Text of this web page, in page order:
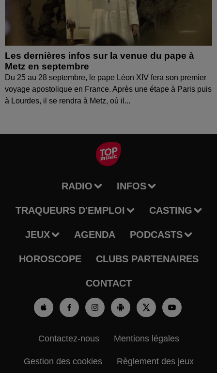
Les dernières infos sur la venue du pape à
Metz en septembre
Du 25 au 28 septembre, le pape Léon XIV fera son premier
voyage apostolique en France. Après une étape à Paris puis
à Lourdes, il se rendra à Metz, où il...
RADIO INFOS
TRAQUEURS D'EMPLOI CASTING
JEUX AGENDA PODCASTS
HOROSCOPE CLUBS PARTENAIRES
CONTACT
Contactez-nous Mentions légales
Gestion des cookies Règlement des jeux